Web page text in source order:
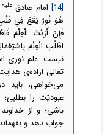
[14] امام صادقعلیه
هُوَ نُورٌ يَقَعُ فِي
فَإِنْ أَرَدْتَ الْعِلْمَ
اطْلُبِ الْعِلْمَ
نیست‌. علم‌ نوری‌
تعالی‌ اراده‌ی‌
می‌خواهی‌، باید
عبودیّت‌ را
باشی‌؛ و از
جواب‌ دهد و بفهماند: